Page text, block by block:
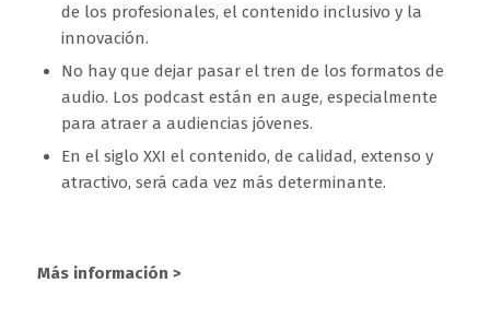
de los profesionales, el contenido inclusivo y la
innovación.
No hay que dejar pasar el tren de los formatos de
audio. Los podcast están en auge, especialmente
para atraer a audiencias jóvenes.
En el siglo XXI el contenido, de calidad, extenso y
atractivo, será cada vez más determinante.
Más información >